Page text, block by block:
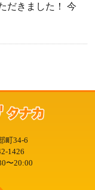
だきました！ 今
町34-6
1426
〜20:00